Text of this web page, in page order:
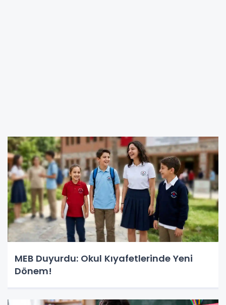
MEB Duyurdu: Okul Kıyafetlerinde Yeni
Dönem!